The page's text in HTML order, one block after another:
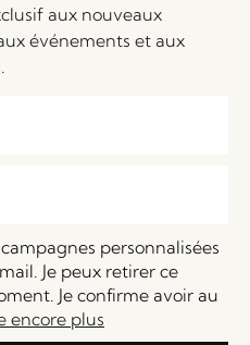
aux nouveaux
événements et aux
personnalisées
Je peux retirer ce
Je confirme avoir au
encore plus